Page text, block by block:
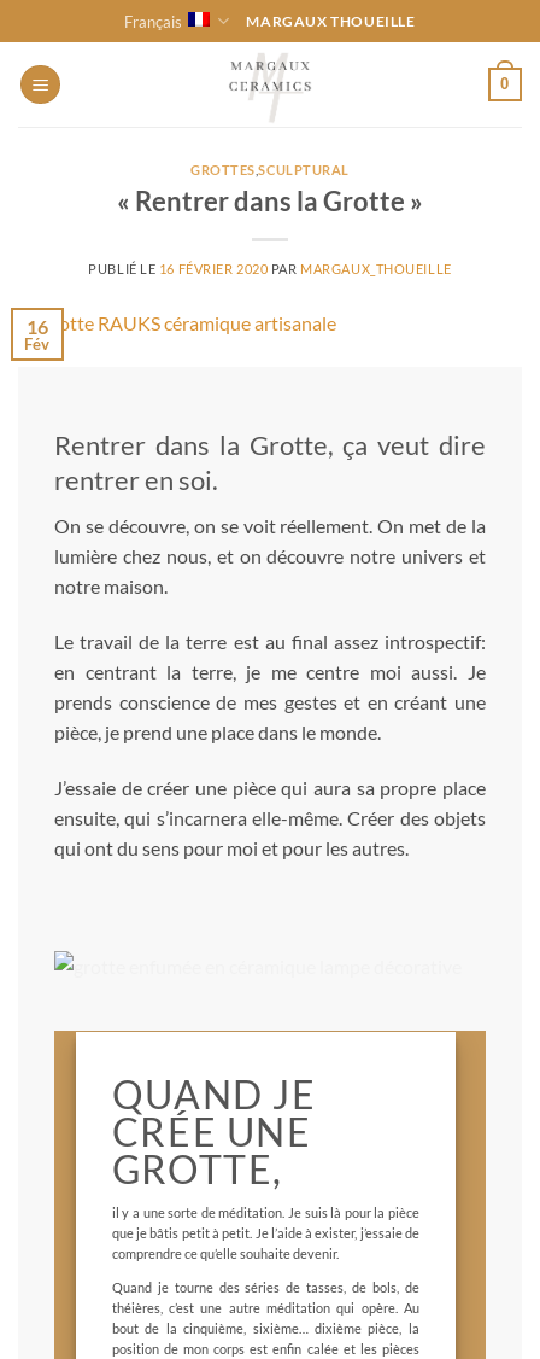
au
contenu
Français MARGAUX THOUEILLE
0
GROTTES ,SCULPTURAL
« Rentrer dans la Grotte »
PUBLIÉ LE 16 FÉVRIER 2020 PAR MARGAUX_THOUEILLE
16
Fév
Rentrer dans la Grotte, ça veut dire
rentrer en soi.
On se découvre, on se voit réellement. On met de la
lumière chez nous, et on découvre notre univers et
notre maison.
Le travail de la terre est au final assez introspectif:
en centrant la terre, je me centre moi aussi. Je
prends conscience de mes gestes et en créant une
pièce, je prend une place dans le monde.
J’essaie de créer une pièce qui aura sa propre place
ensuite, qui s’incarnera elle-même. Créer des objets
qui ont du sens pour moi et pour les autres.
QUAND JE
CRÉE UNE
GROTTE,
il y a une sorte de méditation. Je suis là pour la pièce
que je bâtis petit à petit. Je l’aide à exister, j’essaie de
comprendre ce qu’elle souhaite devenir.
Quand je tourne des séries de tasses, de bols, de
théières, c’est une autre méditation qui opère. Au
bout de la cinquième, sixième… dixième pièce, la
position de mon corps est enfin calée et les pièces